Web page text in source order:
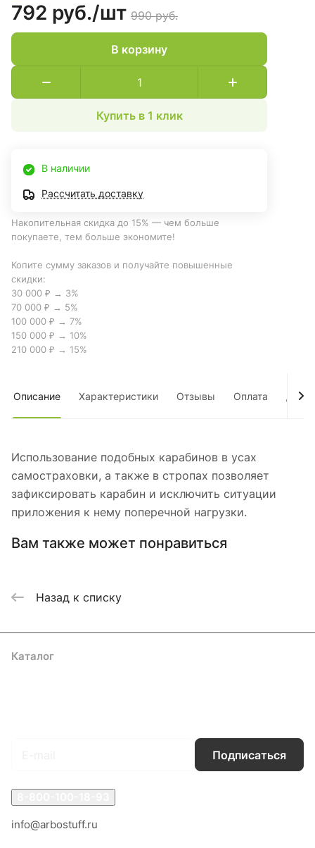
792 руб./шт 990 руб.
В корзину
Купить в 1 клик
В наличии
Рассчитать доставку
Накопительная скидка до 15% — чем больше
покупаете, тем больше экономите!
Копите сумму заказов и получайте повышенные
скидки:
30 000 ₽ → 3%
70 000 ₽ → 5%
100 000 ₽ → 7%
150 000 ₽ → 10%
210 000 ₽ → 15%
Описание Характеристики Отзывы Оплата
Использование подобных карабинов в усах
самостраховки, а также в стропах позволяет
зафиксировать карабин и исключить ситуации
приложения к нему поперечной нагрузки.
Вам также может понравиться
Назад к списку
Каталог
Подписаться
info@arbostuff.ru